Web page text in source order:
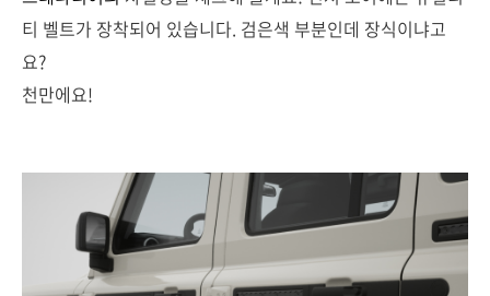
티 벨트가 장착되어 있습니다. 검은색 부분인데 장식이냐고
요?
천만에요!